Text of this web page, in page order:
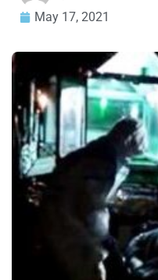
May 17, 2021